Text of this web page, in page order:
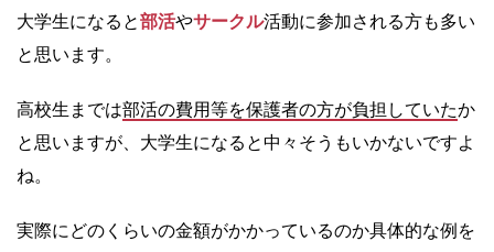
大学生になると部活やサークル活動に参加される方も多い
と思います。
高校生までは部活の費用等を保護者の方が負担していたか
と思いますが、大学生になると中々そうもいかないですよ
ね。
実際にどのくらいの金額がかかっているのか具体的な例を